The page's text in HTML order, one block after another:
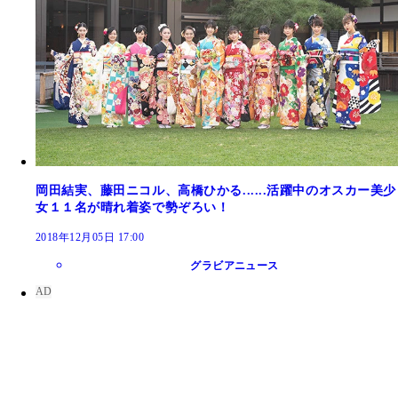
岡田結実、藤田ニコル、高橋ひかる......活躍中のオスカー美少
女１１名が晴れ着姿で勢ぞろい！
2018年12月05日 17:00
グラビアニュース